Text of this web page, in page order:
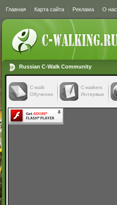
Главная Карта сайта Реклама О нас
Russian C-Walk Community
C-walk
Обучение
C-walkers
Интервью